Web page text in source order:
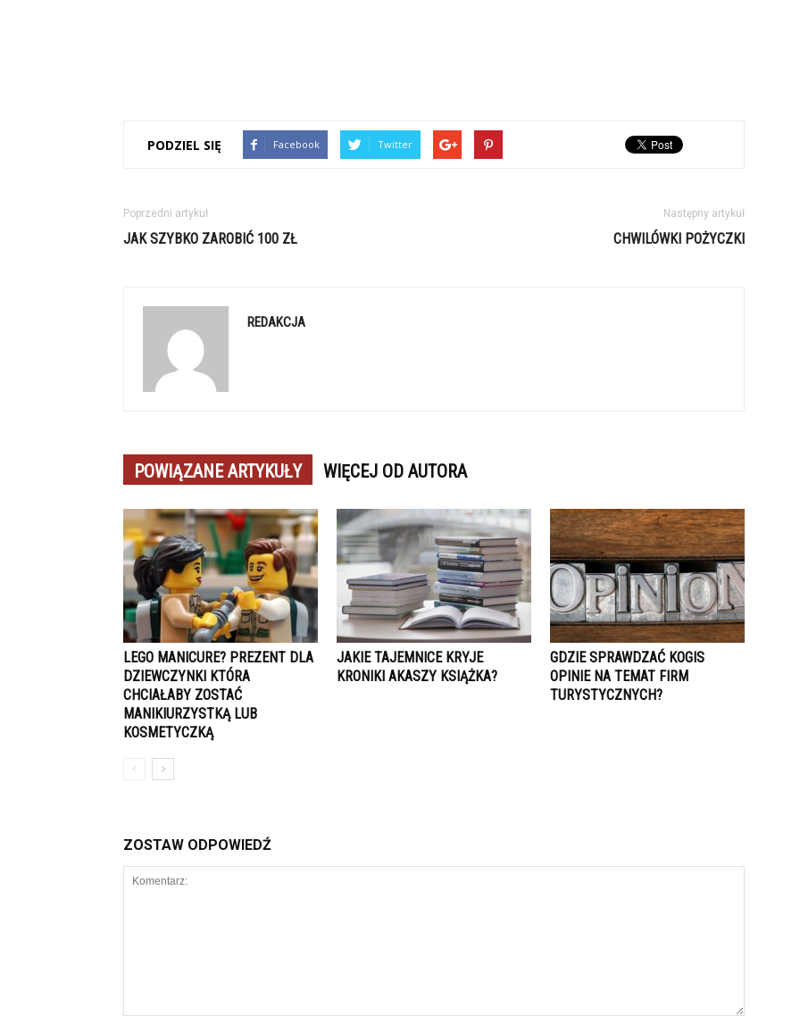
PODZIEL SIĘ Facebook Twitter
Poprzedni artykuł
JAK SZYBKO ZAROBIĆ 100 ZŁ
Następny artykuł
CHWILÓWKI POŻYCZKI
REDAKCJA
POWIĄZANE ARTYKUŁY WIĘCEJ OD AUTORA
LEGO MANICURE? PREZENT DLA
DZIEWCZYNKI KTÓRA
CHCIAŁABY ZOSTAĆ
MANIKIURZYSTKĄ LUB
KOSMETYCZKĄ
JAKIE TAJEMNICE KRYJE
KRONIKI AKASZY KSIĄŻKA?
GDZIE SPRAWDZAĆ KOGIS
OPINIE NA TEMAT FIRM
TURYSTYCZNYCH?
ZOSTAW ODPOWIEDŹ